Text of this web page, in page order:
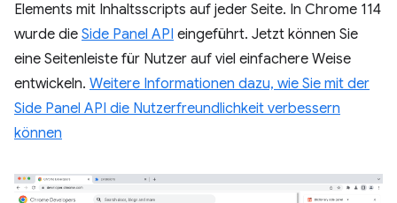
Elements mit Inhaltsscripts auf jeder Seite. In Chrome 114
wurde die Side Panel API eingeführt. Jetzt können Sie
eine Seitenleiste für Nutzer auf viel einfachere Weise
entwickeln. Weitere Informationen dazu, wie Sie mit der
Side Panel API die Nutzerfreundlichkeit verbessern
können